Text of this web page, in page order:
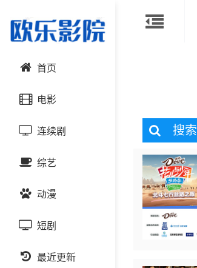
首页
电影
动作片
喜剧片
爱情片
科幻片
恐怖片
连续剧
国产剧
港台剧
日韩剧
欧美剧
综艺
大陆综艺
日韩综艺
港台综艺
动漫
国产动漫
日韩动漫
短剧
最近更新
搜索